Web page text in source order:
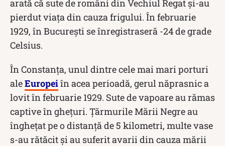
arată că sute de români din Vechiul Regat şi-au
pierdut viaţa din cauza frigului. În februarie
1929, în Bucureşti se înregistraseră -24 de grade
Celsius.
În Constanţa, unul dintre cele mai mari porturi
aleEuropeiîn acea perioadă, gerul năprasnic a
lovit în februarie 1929. Sute de vapoare au rămas
captive în gheţuri. Ţărmurile Mării Negre au
îngheţat pe o distanță de 5 kilometri, multe vase
s-au rătăcit şi au suferit avarii din cauza mării